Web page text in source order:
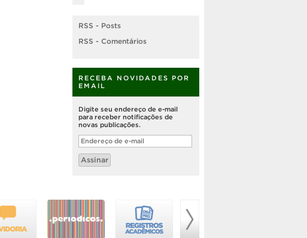
RSS - Posts
RSS - Comentários
RECEBA NOVIDADES POR
EMAIL
Digite seu endereço de e-mail
para receber notificações de
novas publicações.
Endereço
de
e-
mail
Assinar